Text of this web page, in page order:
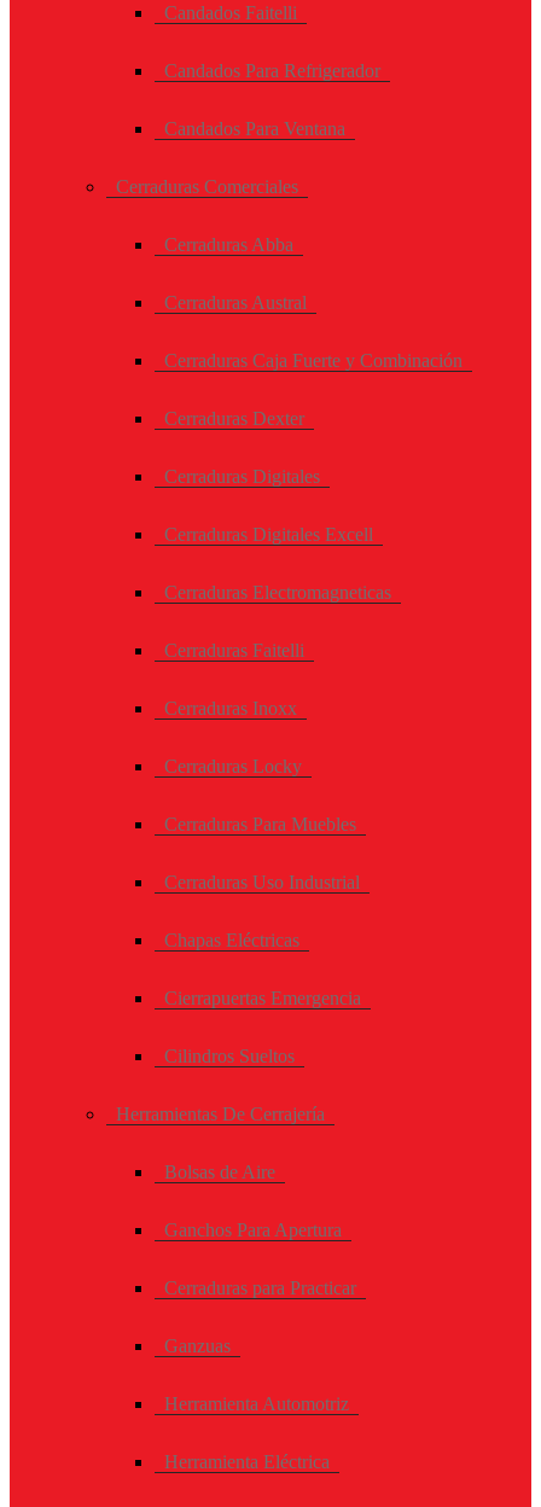
Candados Faitelli
Candados Para Refrigerador
Candados Para Ventana
Cerraduras Comerciales
Cerraduras Abba
Cerraduras Austral
Cerraduras Caja Fuerte y Combinación
Cerraduras Dexter
Cerraduras Digitales
Cerraduras Digitales Excell
Cerraduras Electromagneticas
Cerraduras Faitelli
Cerraduras Inoxx
Cerraduras Locky
Cerraduras Para Muebles
Cerraduras Uso Industrial
Chapas Eléctricas
Cierrapuertas Emergencia
Cilindros Sueltos
Herramientas De Cerrajería
Bolsas de Aire
Ganchos Para Apertura
Cerraduras para Practicar
Ganzuas
Herramienta Automotriz
Herramienta Eléctrica